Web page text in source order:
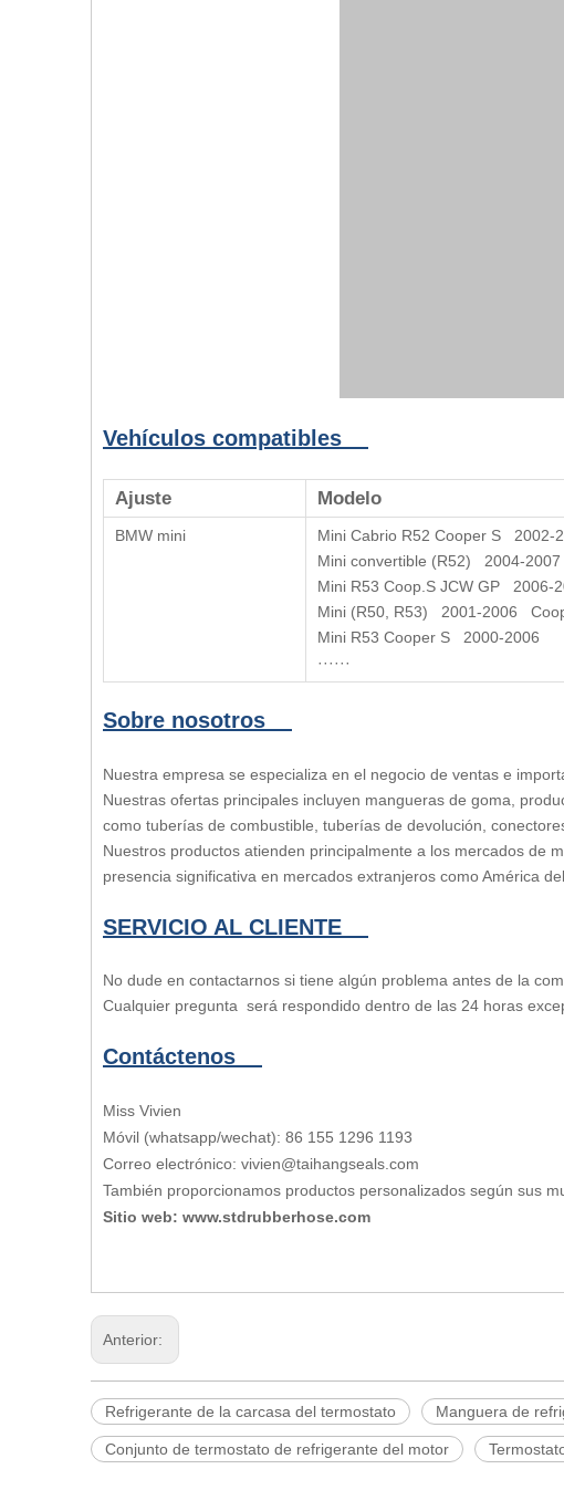
Vehículos compatibles
Ajuste Modelo
BMW mini
Mini Cabrio R52 Cooper S 2002-
Mini convertible (R52) 2004-
Mini R53 Coop.S JCW GP 2006-
Mini (R50, R53) 2001-2006
Mini R53 Cooper S 2000-2006
······
Sobre nosotros
Nuestra empresa se especializa en el negocio de ventas e
Nuestras ofertas principales incluyen mangueras de goma,
como tuberías de combustible, tuberías de devolución,
Nuestros productos atienden principalmente a los mercados de
presencia significativa en mercados extranjeros como América
SERVICIO AL CLIENTE
No dude en contactarnos si tiene algún problema antes de la
Cualquier pregunta será respondido dentro de las 24 horas
Contáctenos
Miss Vivien
Móvil (whatsapp/wechat): 86 155 1296 1193
Correo electrónico: vivien@taihangseals.com
También proporcionamos productos personalizados según sus
Sitio web: www.stdrubberhose.com
Anterior:
Refrigerante de la carcasa del termostato Manguera de
Conjunto de termostato de refrigerante del motor